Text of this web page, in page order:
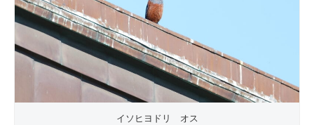
イソヒヨドリ オス